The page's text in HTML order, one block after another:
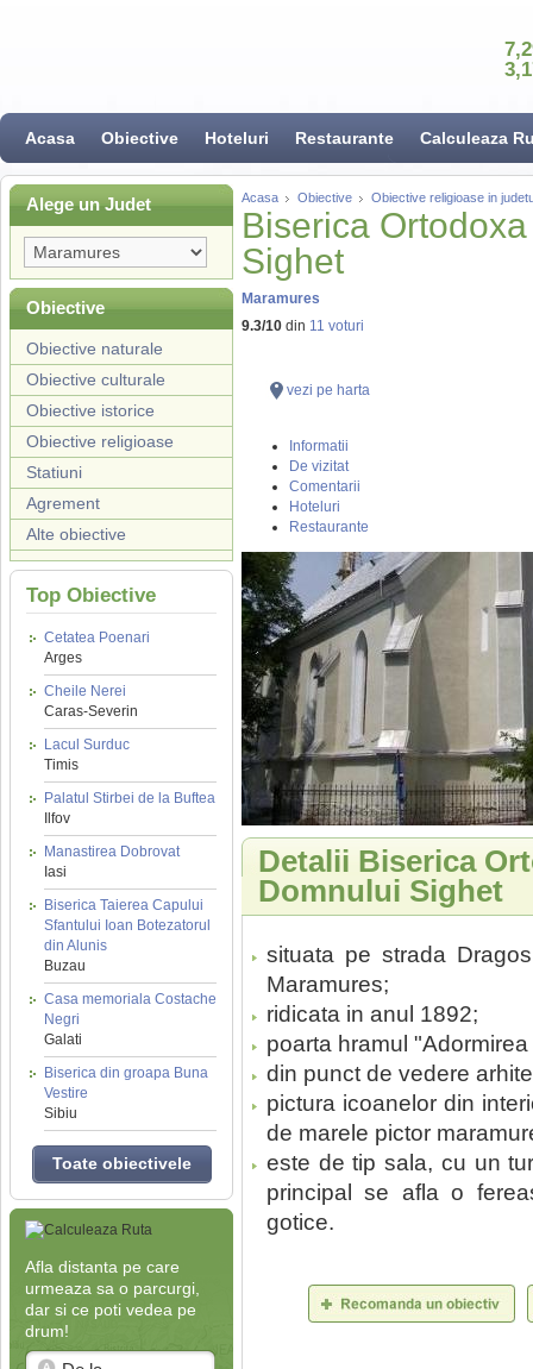
Acasa Obiective Hoteluri Restaurante Calculeaza
Alege un Judet
Obiective
Obiective naturale
Obiective culturale
Obiective istorice
Obiective religioase
Statiuni
Agrement
Alte obiective
Top Obiective
Cetatea Poenari
Arges
Cheile Nerei
Caras-Severin
Lacul Surduc
Timis
Palatul Stirbei de la Buftea
Ilfov
Manastirea Dobrovat
Iasi
Biserica Taierea Capului
Sfantului Ioan Botezatorul
din Alunis
Buzau
Casa memoriala Costache
Negri
Galati
Biserica din groapa Buna
Vestire
Sibiu
Toate obiectivele
Afla distanta pe care
urmeaza sa o parcurgi,
dar si ce poti vedea pe
drum!
Acasa Obiective Obiective religioase in
Biserica
Sighet
Maramures
9.3/10 din 11 voturi
vezi pe harta
Informatii
De vizitat
Comentarii
Hoteluri
Restaurante
Detalii Biserica
Domnului Sighet
situata pe strada
Maramures;
ridicata in anul 1892;
poarta hramul
din punct de vedere
pictura icoanelor din
de marele pictor
este de tip sala, cu un
principal se afla o
gotice.